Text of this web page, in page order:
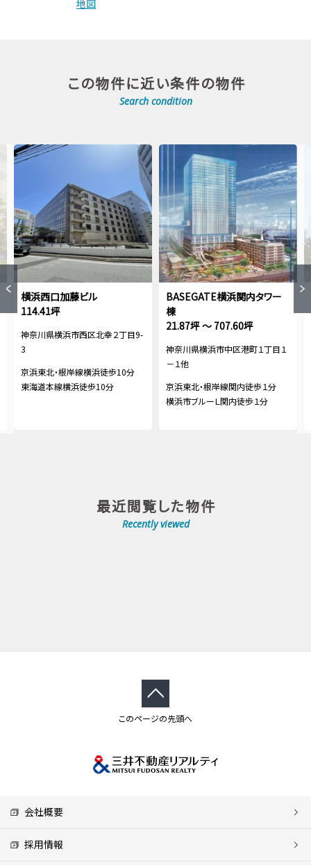
地図
この物件に近い条件の物件
Search condition
横浜西口加藤ビル
114.41坪
神奈川県横浜市西区北幸２丁目9-
3
京浜東北・根岸線横浜徒歩10分
東海道本線横浜徒歩10分
BASEGATE横浜関内タワー
棟
21.87坪 ～ 707.60坪
神奈川県横浜市中区港町１丁目１
－１他
京浜東北・根岸線関内徒歩１分
横浜市ブルーＬ関内徒歩１分
最近閲覧した物件
Recently viewed
このページの先頭へ
会社概要
採用情報